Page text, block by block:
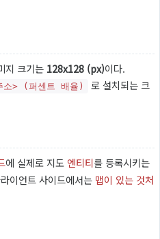
지 크기는 128x128 (px)이다.
> (퍼센트 배율)
로 설치되는 크
에 실제로 지도 엔티티를 등록시키는
이언트 사이드에서는 맵이 있는 것처